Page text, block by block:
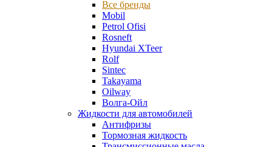
Все бренды
Mobil
Petrol Ofisi
Rosneft
Hyundai XTeer
Rolf
Sintec
Takayama
Oilway
Волга-Ойл
Жидкости для автомобилей
Антифризы
Тормозная жидкость